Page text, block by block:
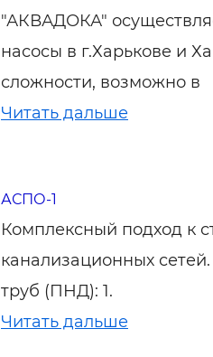
"АКВАДОКА"
насосы в г.Харькове и
сложности, возможно в
Читать дальше
АСПО-1
Комплексный подход к
канализационных
труб (ПНД): 1.
Читать дальше